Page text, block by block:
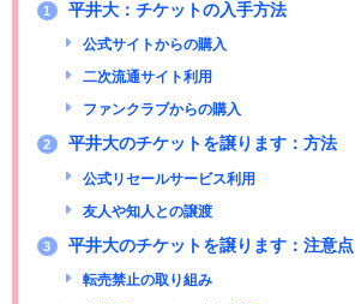
1 平井大：チケットの入手方法
公式サイトからの購入
二次流通サイト利用
ファンクラブからの購入
2 平井大のチケットを譲ります：方法
公式リセールサービス利用
友人や知人との譲渡
3 平井大のチケットを譲ります：注意点
転売禁止の取り組み